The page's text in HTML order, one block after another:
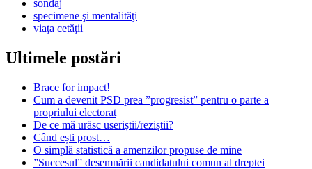
sondaj
specimene şi mentalităţi
viaţa cetăţii
Ultimele postări
Brace for impact!
Cum a devenit PSD prea ”progresist” pentru o parte a
propriului electorat
De ce mă urăsc useriștii/reziștii?
Când ești prost…
O simplă statistică a amenzilor propuse de mine
”Succesul” desemnării candidatului comun al dreptei